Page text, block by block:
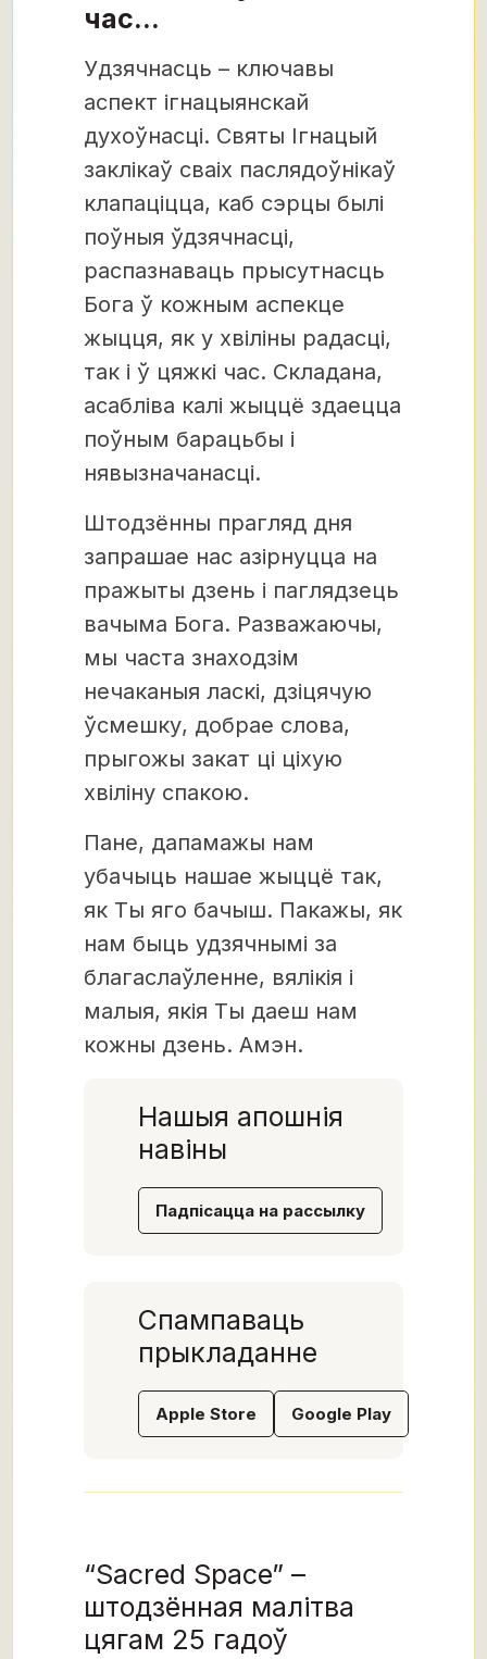
час...
Удзячнасць – ключавы
аспект ігнацыянскай
духоўнасці. Святы Ігнацый
заклікаў сваіх паслядоўнікаў
клапаціцца, каб сэрцы былі
поўныя ўдзячнасці,
распазнаваць прысутнасць
Бога ў кожным аспекце
жыцця, як у хвіліны радасці,
так і ў цяжкі час. Складана,
асабліва калі жыццё здаецца
поўным барацьбы і
нявызначанасці.
Штодзённы прагляд дня
запрашае нас азірнуцца на
пражыты дзень і паглядзець
вачыма Бога. Разважаючы,
мы часта знаходзім
нечаканыя ласкі, дзіцячую
ўсмешку, добрае слова,
прыгожы закат ці ціхую
хвіліну спакою.
Пане, дапамажы нам
убачыць нашае жыццё так,
як Ты яго бачыш. Пакажы, як
нам быць удзячнымі за
благаслаўленне, вялікія і
малыя, якія Ты даеш нам
кожны дзень. Амэн.
Нашыя апошнія
навіны
Падпісацца на рассылку
Спампаваць
прыкладанне
Apple Store Google Play
“Sacred Space” –
штодзённая малітва
цягам 25 гадоў